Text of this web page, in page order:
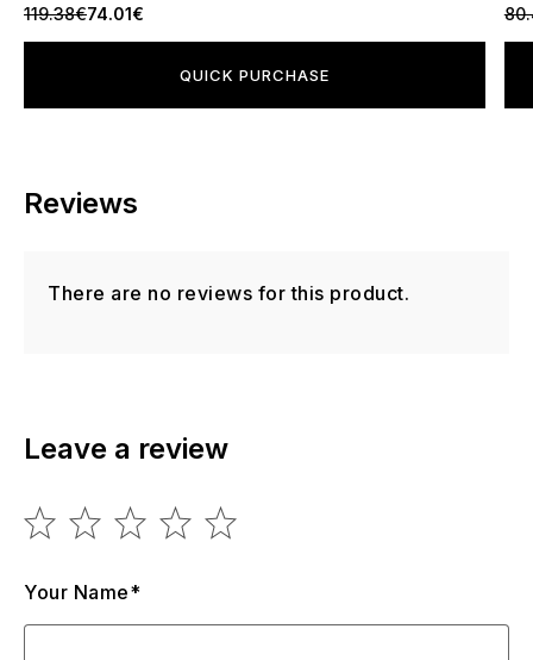
119.38€74.01€
QUICK PURCHASE
Reviews
There are no reviews for this product.
Leave a review
Your Name*